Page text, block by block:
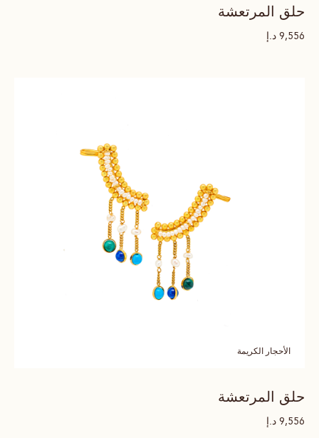
حلق المرتعشة
9,556 د.إ
الأحجار الكريمة
حلق المرتعشة
9,556 د.إ